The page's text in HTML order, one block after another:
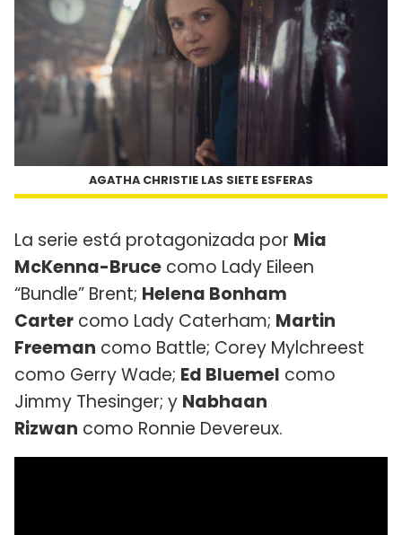
AGATHA CHRISTIE LAS SIETE ESFERAS
La serie está protagonizada por Mia
McKenna-Bruce como Lady Eileen
“Bundle” Brent; Helena Bonham
Carter como Lady Caterham; Martin
Freeman como Battle; Corey Mylchreest
como Gerry Wade; Ed Bluemel como
Jimmy Thesinger; y Nabhaan
Rizwan como Ronnie Devereux.